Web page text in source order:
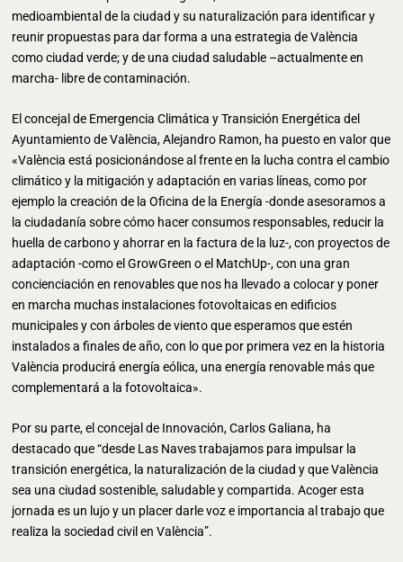
medioambiental de la ciudad y su naturalización para identificar y
reunir propuestas para dar forma a una estrategia de València
como ciudad verde; y de una ciudad saludable –actualmente en
marcha- libre de contaminación.
El concejal de Emergencia Climática y Transición Energética del
Ayuntamiento de València, Alejandro Ramon, ha puesto en valor que
«València está posicionándose al frente en la lucha contra el cambio
climático y la mitigación y adaptación en varias líneas, como por
ejemplo la creación de la Oficina de la Energía -donde asesoramos a
la ciudadanía sobre cómo hacer consumos responsables, reducir la
huella de carbono y ahorrar en la factura de la luz-, con proyectos de
adaptación -como el GrowGreen o el MatchUp-, con una gran
concienciación en renovables que nos ha llevado a colocar y poner
en marcha muchas instalaciones fotovoltaicas en edificios
municipales y con árboles de viento que esperamos que estén
instalados a finales de año, con lo que por primera vez en la historia
València producirá energía eólica, una energía renovable más que
complementará a la fotovoltaica».
Por su parte, el concejal de Innovación, Carlos Galiana, ha
destacado que “desde Las Naves trabajamos para impulsar la
transición energética, la naturalización de la ciudad y que València
sea una ciudad sostenible, saludable y compartida. Acoger esta
jornada es un lujo y un placer darle voz e importancia al trabajo que
realiza la sociedad civil en València”.